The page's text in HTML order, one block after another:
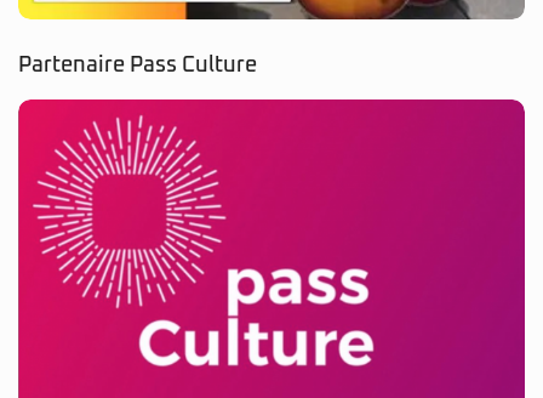
Partenaire Pass Culture